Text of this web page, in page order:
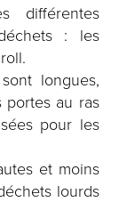
différentes
: les
sont longues,
portes au ras
pour les
et moins
lourds